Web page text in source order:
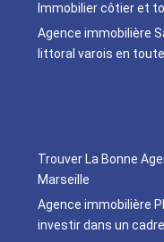
Immobilier côtier et
Agence immobilière
littoral varois en
Trouver La Bonne
Marseille
Agence immobilière
investir dans un